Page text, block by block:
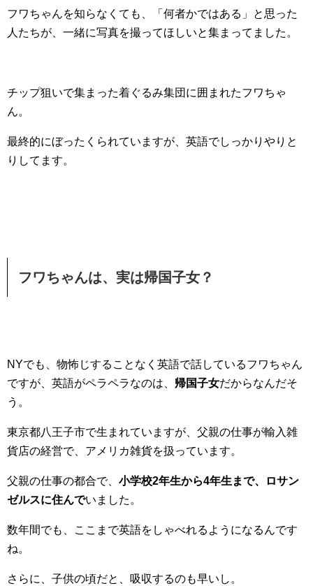
フワちゃんを知らなくても、「何者かではある」と思った
人たちが、一緒に写真を撮ってほしいと集まってました。
チップ狙いで集まった着ぐるみ集団に囲まれたフワちゃ
ん。
最終的にぼったくられていますが、英語でしっかりやりと
りしてます。
フワちゃんは、実は帰国子女？
NYでも、物怖じすることなく英語で話しているフワちゃん
ですが、英語がペラペラなのは、 帰国子女だからなんだそ
う。
東京都八王子市で生まれていますが、父親の仕事が輸入雑
貨店の経営で、アメリカ雑貨を扱っています。
父親の仕事の都合で、 小学校2年生から4年生まで、ロサン
ゼルスに住んでいました。
数年間でも、ここまで英語をしゃべれるようになるんです
ね。
さらに、子供の頃だと、吸収するのも早いし。